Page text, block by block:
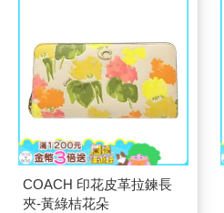
COACH 印花皮革拉鍊長
夾-黃綠桔花朵